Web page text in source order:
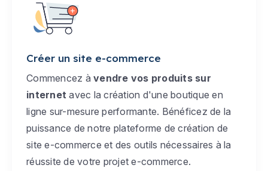
Créer un site e-commerce
Commencez à vendre vos produits sur
internet avec la création d'une boutique en
ligne sur-mesure performante. Bénéficez de la
puissance de notre plateforme de création de
site e-commerce et des outils nécessaires à la
réussite de votre projet e-commerce.